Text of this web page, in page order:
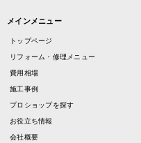
メインメニュー
トップページ
リフォーム・修理メニュー
費用相場
施工事例
プロショップを探す
お役立ち情報
会社概要